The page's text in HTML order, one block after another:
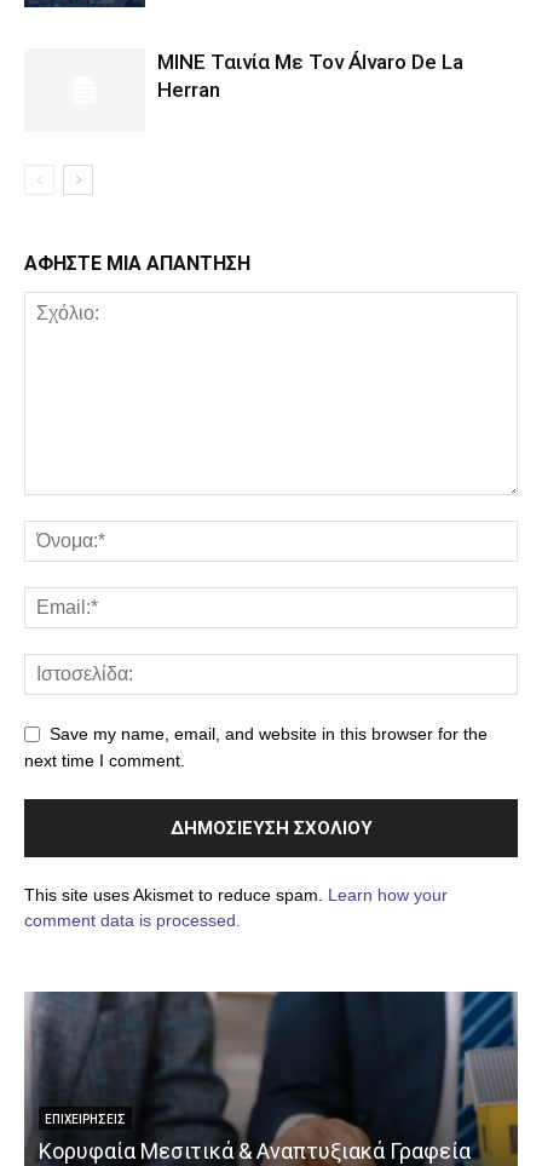
MINE Ταινία Με Τον Álvaro De La
Herran
ΑΦΗΣΤΕ ΜΙΑ ΑΠΑΝΤΗΣΗ
Save my name, email, and website in this browser for the
next time I comment.
This site uses Akismet to reduce spam. Learn how your
comment data is processed.
ΕΠΙΧΕΙΡΉΣΕΙΣ
Κορυφαία Μεσιτικά & Αναπτυξιακά Γραφεία